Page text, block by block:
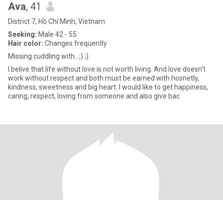
Ava, 41
District 7, Hồ Chí Minh, Vietnam
Seeking: Male 42 - 55
Hair color: Changes frequently
Missing cuddling with.. ;) ;)
I belive that life without love is not worth living. And love doesn't
work without respect and both must be earned with hosnetly,
kindness, sweetness and big heart. I would like to get happiness,
caring, respect, loving from someone and also give bac